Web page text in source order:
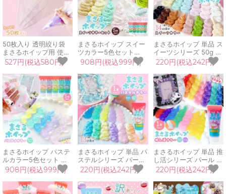
50枚入り 透明絞り袋
まさるホイップ用 使い
切り 使い捨て しぼり袋
ビニール袋 デコホイッ
プ ミニチュアスイーツ
レジン 推し活 小学生
自由研究 手芸用 デコ用
クラフト
527円(税込580円)
まさるホイップ スイー
ツカラー5色セット
50g ホイップデコクリ
ーム レジン クラフト
用 ミニチュアフード 手
芸 GreenOceanオリジ
ナル♪
908円(税込999円)
まさるホイップ 単品 ス
イーツシリーズ 50g ホ
イップデコクリーム ク
ラフト ミニチュアスイ
ーツ 推し活 手芸
GreenOceanオリジナ
ル♪
220円(税込242円)
まさるホイップ パステ
ルカラー5色セット ク
リア ラメ入り 50g ホ
イップデコクリーム レ
ジン クラフト 用 ミニ
チュア スイーツ 推し活
908円(税込999円)
まさるホイップ 単品 パ
ステルシリーズ パール
クリア ラメ入り 50g
ホイップデコクリーム
クラフト 推し活 手芸
GreenOceanオリジナ
220円(税込242円)
まさるホイップ 単品 推
し活シリーズ パール ク
リア ラメ入り 50g ホ
イップデコクリーム ク
ラフト スイーツ 手芸
GreenOceanオリジナ
220円(税込242円)